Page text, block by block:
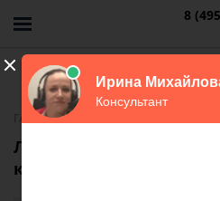
8
Главная-FAQ
Лишение права
который не проживает